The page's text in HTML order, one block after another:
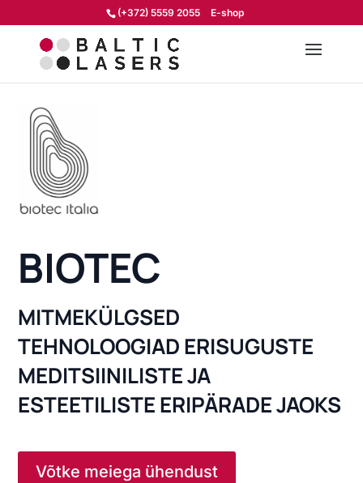
(+372) 5559 2055 E-shop
BIOTEC
MITMEKÜLGSED
TEHNOLOOGIAD ERISUGUSTE
MEDITSIINILISTE JA
ESTEETILISTE ERIPÄRADE JAOKS
Võtke meiega ühendust